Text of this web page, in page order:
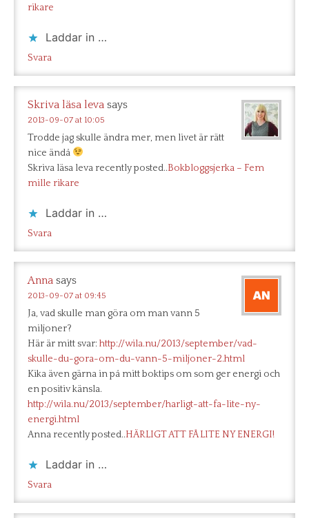
rikare
Laddar in …
Svara
Skriva läsa leva says
2013-09-07 at 10:05
Trodde jag skulle ändra mer, men livet är rätt
nice ändå
Skriva läsa leva recently posted..Bokbloggsjerka – Fem
mille rikare
Laddar in …
Svara
Anna says
2013-09-07 at 09:45
Ja, vad skulle man göra om man vann 5
miljoner?
Här är mitt svar:http://wila.nu/2013/september/vad-
skulle-du-gora-om-du-vann-5-miljoner-2.html
Kika även gärna in på mitt boktips om som ger energi och
en positiv känsla.
http://wila.nu/2013/september/harligt-att-fa-lite-ny-
energi.html
Anna recently posted..HÄRLIGT ATT FÅ LITE NY ENERGI!
Laddar in …
Svara